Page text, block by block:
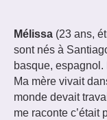
Mélissa (23 ans,
sont nés à
basque,
Ma mère vivait
monde devait
me raconte c’était